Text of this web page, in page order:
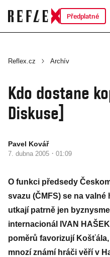
Předplatné
Reflex.cz Archív
Kdo dostane
Diskuse]
Pavel Kovář
7. dubna 2005 · 01:09
O funkci předsedy
svazu (ČMFS) se na
utkají patrně jen
internacionál IVAN
poměrů favorizují
mnozí známí hráči věří v